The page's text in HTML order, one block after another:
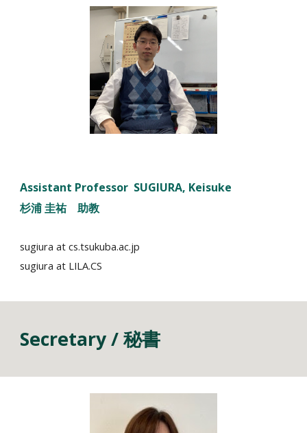
Assistant Professor SUGIURA, Keisuke
杉浦 圭祐
助教
sugiura at cs.tsukuba.ac.jp
sugiuraat LILA.CS
Secretary/秘書